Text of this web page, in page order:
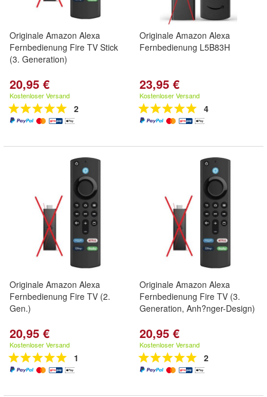
Originale Amazon Alexa
Fernbedienung Fire TV Stick
(3. Generation)
20,95 €
Kostenloser Versand
2
Originale Amazon Alexa
Fernbedienung L5B83H
23,95 €
Kostenloser Versand
4
Originale Amazon Alexa
Fernbedienung Fire TV (2.
Gen.)
20,95 €
Kostenloser Versand
1
Originale Amazon Alexa
Fernbedienung Fire TV (3.
Generation, Anh?nger-Design)
20,95 €
Kostenloser Versand
2